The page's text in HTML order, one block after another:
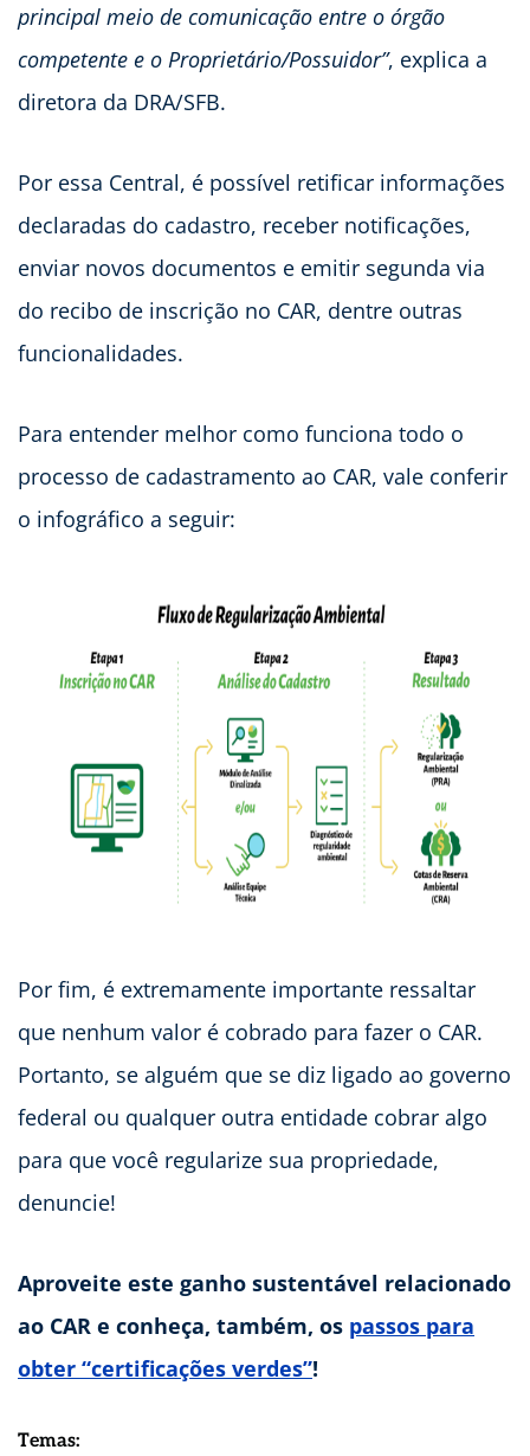
principal meio de comunicação entre o órgão
competente e o Proprietário/Possuidor”, explica a
diretora da DRA/SFB.
Por essa Central, é possível retificar informações
declaradas do cadastro, receber notificações,
enviar novos documentos e emitir segunda via
do recibo de inscrição no CAR, dentre outras
funcionalidades.
Para entender melhor como funciona todo o
processo de cadastramento ao CAR, vale conferir
o infográfico a seguir:
Por fim, é extremamente importante ressaltar
que nenhum valor é cobrado para fazer o CAR.
Portanto, se alguém que se diz ligado ao governo
federal ou qualquer outra entidade cobrar algo
para que você regularize sua propriedade,
denuncie!
Aproveite este ganho sustentável relacionado
ao CAR e conheça, também, os passos para
obter “certificações verdes”!
Temas: